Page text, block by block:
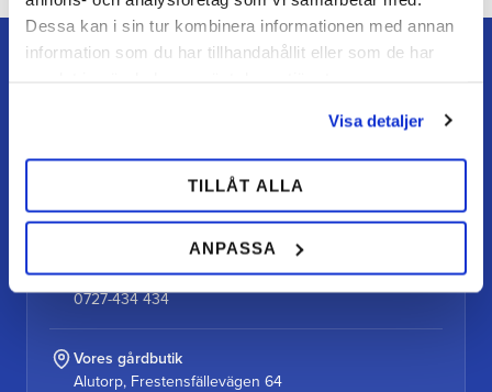
Dessa kan i sin tur kombinera informationen med annan
information som du har tillhandahållit eller som de har
Visa detaljer
TILLÅT ALLA
ANPASSA
og personlig service.
kundtjanst@teamalutorp.se
0727-434 434
Vores gårdbutik
Alutorp, Frestensfällevägen 64